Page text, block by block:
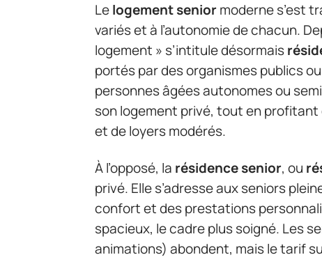
Lelogement seniormoderne s’est
variés et à l’autonomie de chacun.
logement » s’intitule désormais
portés par des organismes publics
personnes âgées autonomes ou
son logement privé, tout en
et de loyers modérés.
À l’opposé, la résidence senior, ou
privé. Elle s’adresse aux seniors
confort et des prestations
spacieux, le cadre plus soigné. Les
animations) abondent, mais le tarif